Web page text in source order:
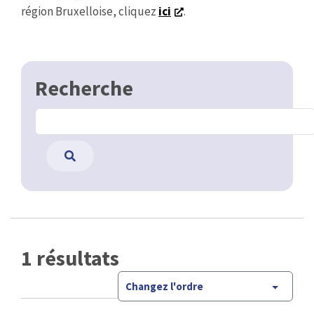
région Bruxelloise, cliquez ici .
Recherche
1 résultats
Changez l'ordre